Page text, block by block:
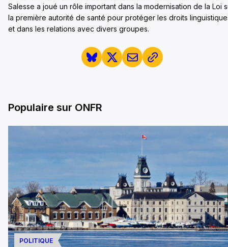
Salesse a joué un rôle important dans la modernisation de la Loi
la première autorité de santé pour protéger les droits
et dans les relations avec divers groupes.
Populaire sur ONFR
POLITIQUE